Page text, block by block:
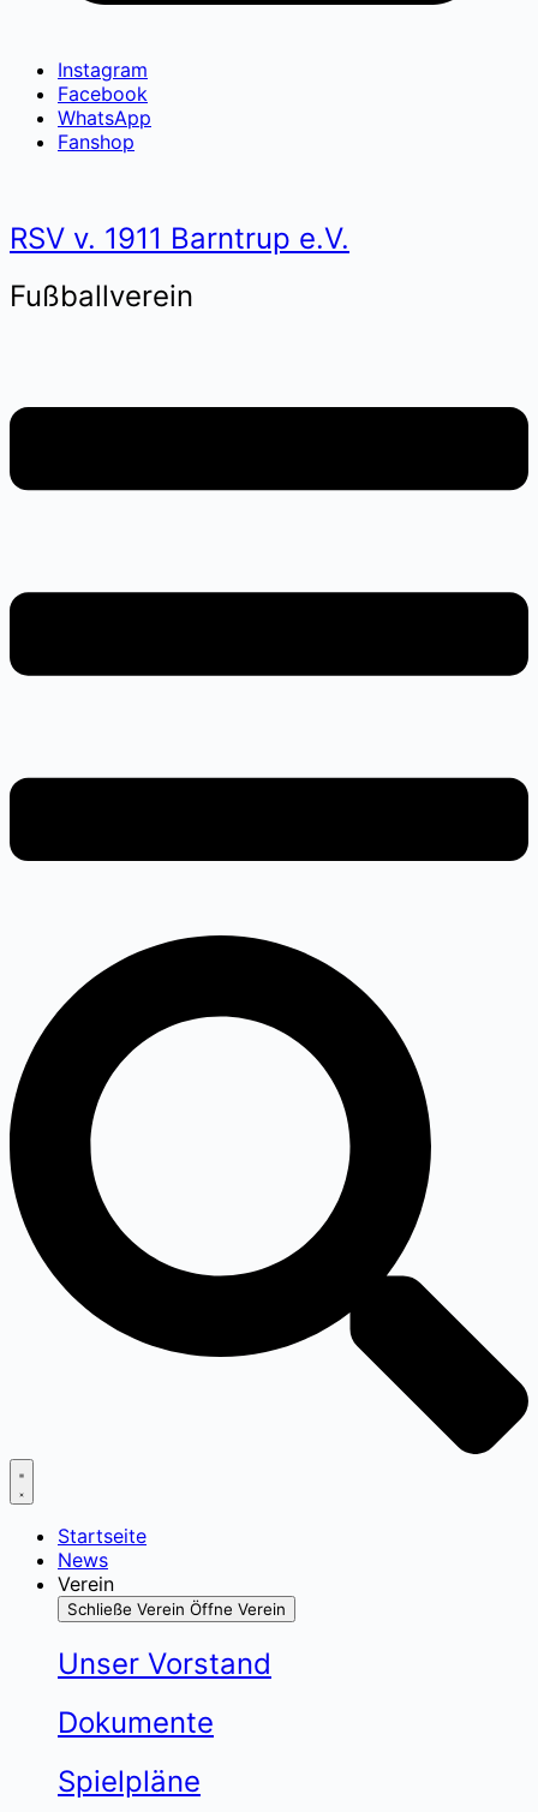
Instagram
Facebook
WhatsApp
Fanshop
RSV v. 1911 Barntrup e.V.
Fußballverein
Startseite
News
Verein
Schließe Verein Öffne Verein
Unser Vorstand
Dokumente
Spielpläne